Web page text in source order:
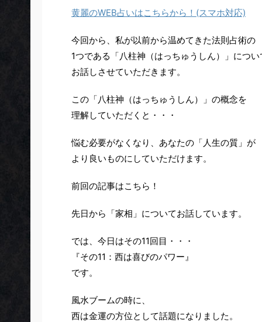
黄麗のWEB占いはこちらから！(スマホ対応)
今回から、私が以前から温めてきた法則占術の
1つである 「八柱神（はっちゅうしん）」 につい
お話しさせていただきます。
この 「八柱神（はっちゅうしん）」 の概念を
理解していただくと・・・
悩む必要がなくなり、あなたの「人生の質」が
より良いものにしていただけます。
前回の記事はこちら！
先日から「家相」についてお話しています。
では、今日はその11回目・・・
『その11：西は喜びのパワー』
です。
風水ブームの時に、
西は金運の方位として話題になりました。